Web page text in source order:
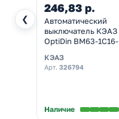
❮
246,83 р.
Автоматический
выключатель КЭАЗ
OptiDin BM63-1C16-
4,5кА (автомат
электрический)
КЭАЗ
Арт. 326794
Наличие